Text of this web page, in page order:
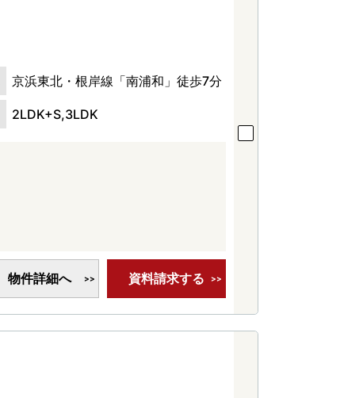
京浜東北・根岸線「南浦和」徒歩7分
2LDK+S,3LDK
物件詳細へ 資料請求する